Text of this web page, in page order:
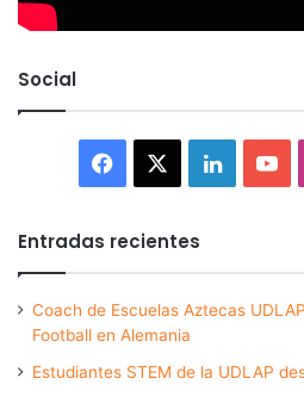
Social
Facebook LinkedIn
Entradas recientes
Coach de Escuelas Aztecas
Football en Alemania
Estudiantes STEM de la UDLAP